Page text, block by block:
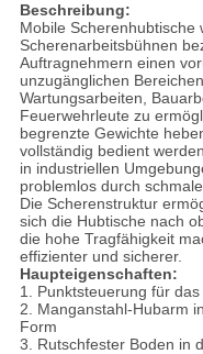
Beschreibung:
Mobile Scherenhubtische
Scherenarbeitsbühnen
Auftragnehmern einen
unzugänglichen
Wartungsarbeiten,
Feuerwehrleute zu
begrenzte Gewichte
vollständig bedient
in industriellen
problemlos durch
Die Scherenstruktur
sich die Hubtische nach
die hohe Tragfähigkeit
effizienter und sicherer.
Haupteigenschaften:
1. Punktsteuerung für
2. Manganstahl-Hubarm
Form
3. Rutschfester Boden in